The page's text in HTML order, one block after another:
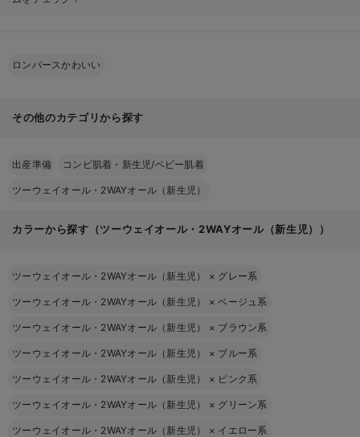
ロンパースかわいい
その他のカテゴリから探す
出産準備 コンビ肌着・新生児/ベビー肌着
ツーウェイオール・2WAYオール（新生児）
カラーから探す（ツーウェイオール・2WAYオール（新生児））
ツーウェイオール・2WAYオール（新生児） × グレー系
ツーウェイオール・2WAYオール（新生児） ×ベージュ系
ツーウェイオール・2WAYオール（新生児） × ブラウン系
ツーウェイオール・2WAYオール（新生児） × ブルー系
ツーウェイオール・2WAYオール（新生児） × ピンク系
ツーウェイオール・2WAYオール（新生児） × グリーン系
ツーウェイオール・2WAYオール（新生児） × イエロー系